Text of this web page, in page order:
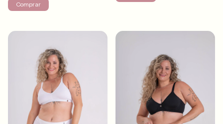
Comprar